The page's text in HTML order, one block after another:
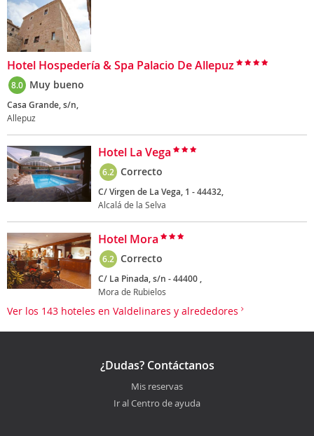
Hotel Hospedería & Spa Palacio De Allepuz
8.0 Muy bueno
Casa Grande, s/n,
Allepuz
Hotel La Vega
6.2 Correcto
C/ Virgen de La Vega, 1 - 44432,
Alcalá de la Selva
Hotel Mora
6.2 Correcto
C/ La Pinada, s/n - 44400 ,
Mora de Rubielos
Ver los 143 hoteles en Valdelinares y alrededores
¿Dudas? Contáctanos
Mis reservas
Ir al Centro de ayuda